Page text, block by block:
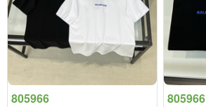
805966 805966